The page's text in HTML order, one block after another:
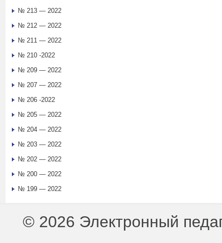
№ 213 — 2022
№ 212 — 2022
№ 211 — 2022
№ 210 -2022
№ 209 — 2022
№ 207 — 2022
№ 206 -2022
№ 205 — 2022
№ 204 — 2022
№ 203 — 2022
№ 202 — 2022
№ 200 — 2022
№ 199 — 2022
© 2026 Электронный